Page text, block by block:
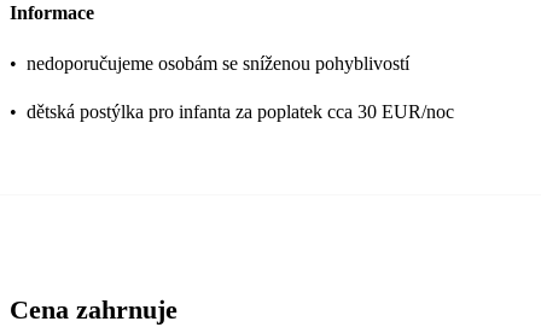
Informace
• nedoporučujeme osobám se sníženou pohyblivostí
• dětská postýlka pro infanta za poplatek cca 30 EUR/noc
Cena zahrnuje